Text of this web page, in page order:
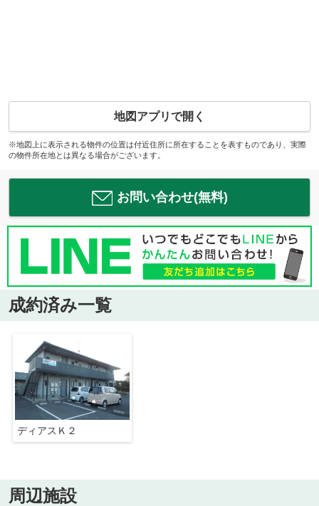
地図アプリで開く
※地図上に表示される物件の位置は付近住所に所在することを表すものであり、実際
の物件所在地とは異なる場合がございます。
お問い合わせ(無料)
成約済み一覧
ディアスＫ２
周辺施設